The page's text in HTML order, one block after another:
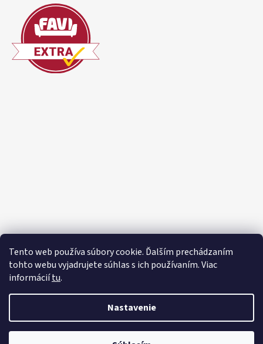
Tento web používa súbory cookie. Ďalším prechádzaním
tohto webu vyjadrujete súhlas s ich používaním. Viac
informáciítu.
Nastavenie